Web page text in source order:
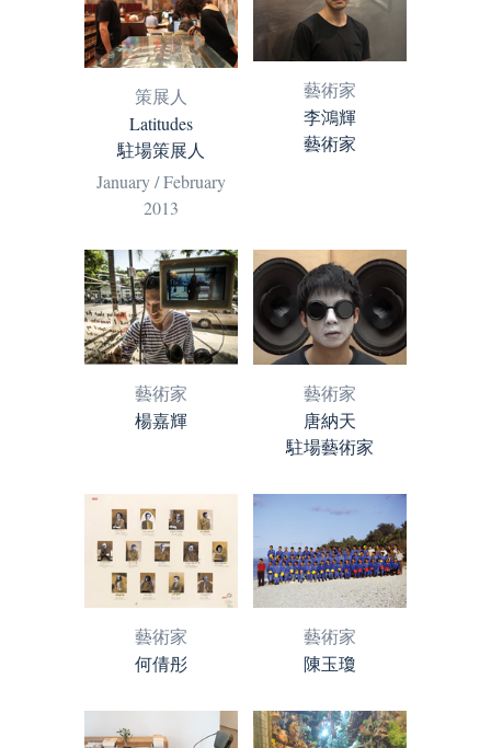
策展人
Latitudes
駐場策展人
January / February
2013
藝術家
李鴻輝
藝術家
藝術家
楊嘉輝
藝術家
唐納天
駐場藝術家
藝術家
何倩彤
藝術家
陳玉瓊